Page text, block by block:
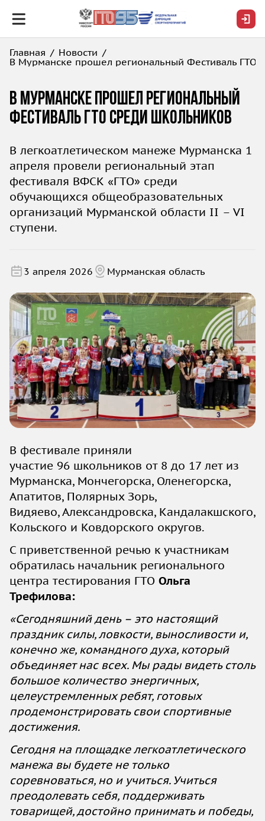
Главная
Новости
В Мурманске прошел региональный Фестиваль ГТО
В Мурманске прошел региональный
Фестиваль ГТО среди школьников
В легкоатлетическом манеже Мурманска 1
апреля провели региональный этап
фестиваля ВФСК «ГТО» среди
обучающихся общеобразовательных
организаций Мурманской области II – VI
ступени.
3 апреля 2026 Мурманская область
В фестивале приняли
участие 96 школьников от 8 до 17 лет из
Мурманска, Мончегорска, Оленегорска,
Апатитов, Полярных Зорь,
Видяево, Александровска, Кандалакшского,
Кольского и Ковдорского округов.
С приветственной речью к участникам
обратилась начальник регионального
центра тестирования ГТО Ольга
Трефилова:
«Сегодняшний день – это настоящий
праздник силы, ловкости, выносливости и,
конечно же, командного духа, который
объединяет нас всех. Мы рады видеть столь
большое количество энергичных,
целеустремленных ребят, готовых
продемонстрировать свои спортивные
достижения.
Сегодня на площадке легкоатлетического
манежа вы будете не только
соревноваться, но и учиться. Учиться
преодолевать себя, поддерживать
товарищей, достойно принимать и победы,